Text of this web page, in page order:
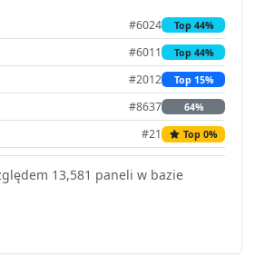
#6024 Top 44%
#6011 Top 44%
#2012 Top 15%
#8637 64%
#21 Top 0%
13,581 paneli w bazie